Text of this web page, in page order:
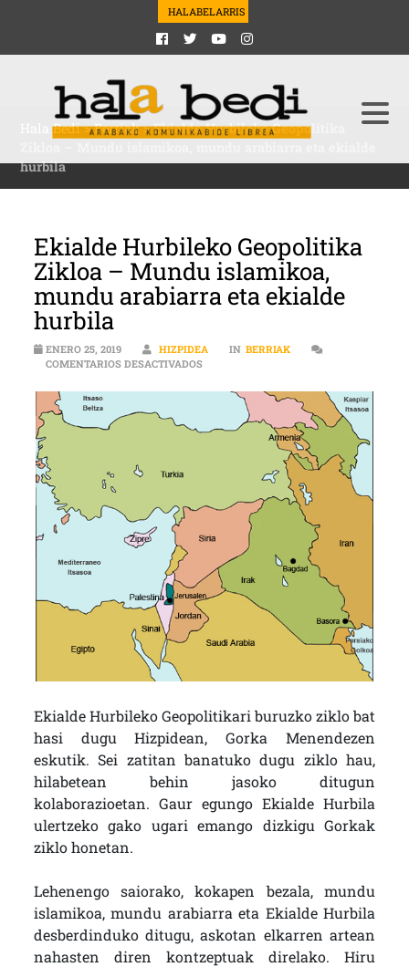
HALABELARRIS
Hala Bedi>Berriak>Ekialde Hurbileko Geopolitika
hurbila
Ekialde Hurbileko Geopolitika
Zikloa – Mundu islamikoa,
mundu arabiarra eta ekialde
hurbila
ENERO 25, 2019 HIZPIDEA IN BERRIAK
COMENTARIOS DESACTIVADOSEN EKIALDE HURBILEKO GEOPOLITIKA
Ekialde Hurbileko Geopolitikari buruzko ziklo bat
hasi dugu Hizpidean, Gorka Menendezen
eskutik. Sei zatitan banatuko dugu ziklo hau,
hilabetean behin jasoko ditugun
kolaborazioetan. Gaur egungo Ekialde Hurbila
ulertzeko gako ugari emango dizkigu Gorkak
ziklo honetan.
Lehenengo saiorako, kokapen bezala, mundu
islamikoa, mundu arabiarra eta Ekialde Hurbila
desberdinduko ditugu, askotan elkarren artean
nahasten diren kontzeptuak direlako. Hiru